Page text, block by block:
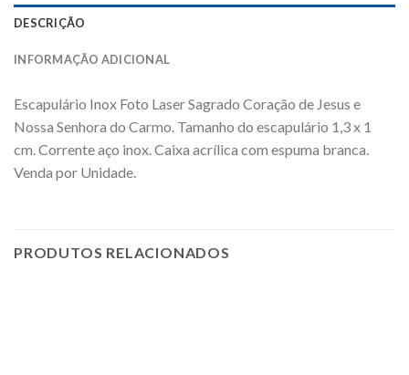
DESCRIÇÃO
INFORMAÇÃO ADICIONAL
Escapulário Inox Foto Laser Sagrado Coração de Jesus e
Nossa Senhora do Carmo. Tamanho do escapulário 1,3 x 1
cm. Corrente aço inox. Caixa acrílica com espuma branca.
Venda por Unidade.
PRODUTOS RELACIONADOS